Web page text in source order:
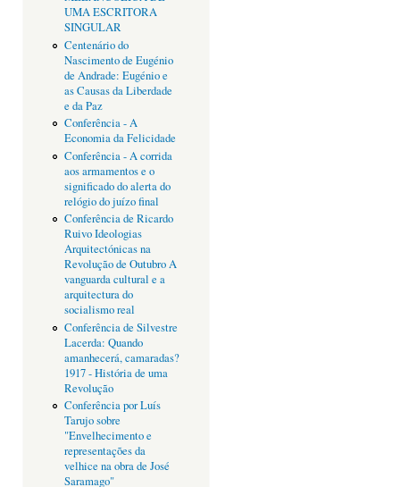
UMA ESCRITORA
SINGULAR
Centenário do
Nascimento de Eugénio
de Andrade: Eugénio e
as Causas da Liberdade
e da Paz
Conferência - A
Economia da Felicidade
Conferência - A corrida
aos armamentos e o
significado do alerta do
relógio do juízo final
Conferência de Ricardo
Ruivo Ideologias
Arquitectónicas na
Revolução de Outubro A
vanguarda cultural e a
arquitectura do
socialismo real
Conferência de Silvestre
Lacerda: Quando
amanhecerá, camaradas?
1917 - História de uma
Revolução
Conferência por Luís
Tarujo sobre
"Envelhecimento e
representações da
velhice na obra de José
Saramago"